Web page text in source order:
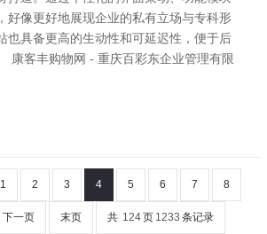
好像更好地展现企业的私有立场与专科形
也具备更高的生动性和可延迟性，便于后
康客丰购物网 - 重庆百彩东企业管理有限
1 2 3 4 5 6 7 8
下一页 末页 共 124页 1233 条记录